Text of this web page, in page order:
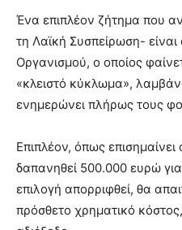
Ένα επιπλέον ζήτημα που
τη Λαϊκή Συσπείρωση-
Οργανισμού, ο οποίος
«κλειστό κύκλωμα»,
ενημερώνει πλήρως τους
Επιπλέον, όπως
δαπανηθεί 500.000 ευρώ
επιλογή απορριφθεί, θα
πρόσθετο χρηματικό